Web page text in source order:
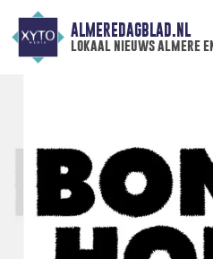
ALMEREDAGBLAD.NL
lokaal nieuws almere